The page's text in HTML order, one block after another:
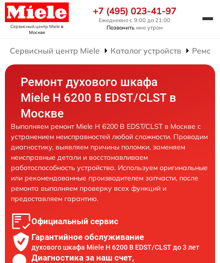
Сервисный центр Mieleв
Москве
+7 (495) 023-41-97
Ежедневно с 9:00 до 21:00
Позвонить мне утром
Сервисный центр Miele Каталог устройств
Ремонт духового шкафа
Miele H 6200 B EDST/CLST в
Москве
Выполняем ремонт Miele H 6200 B EDST/CLST в Москве с
устранением неисправностей любой сложности. Проводим
диагностику, выявляем причины поломки, заменяем
неисправные детали и восстанавливаем
работоспособность устройства. Используем оригинальные
или рекомендованные производителем запчасти, после
ремонта выполняем проверку всех функций и
предоставляем гарантию.
Официальный сервис
Гарантийное обслуживание
духового шкафа Miele H 6200 B EDST/CLST до 3 лет
Диагностика за наш счет,